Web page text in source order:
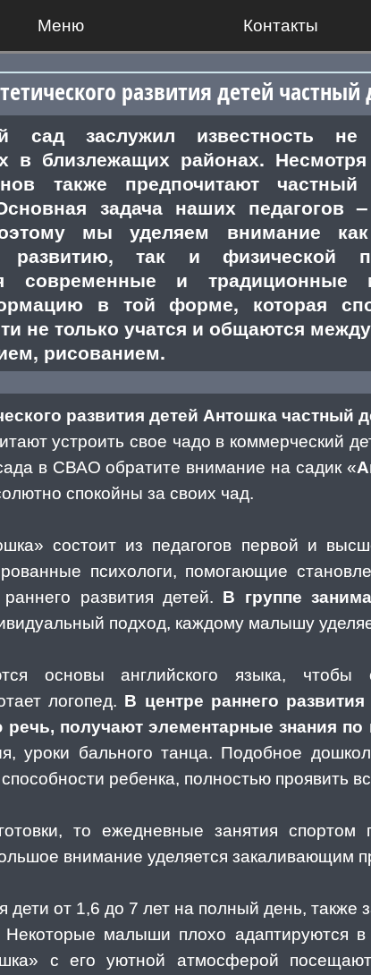
Меню Контакты
развития детей
сад заслужил известность
в близлежащих районах.
также предпочитают
задача наших педагогов
мы уделяем внимание как
развитию, так и физической
современные и традиционные
в той форме, которая
не только учатся и общаются
рисованием.
развития детей Антошка частный
устроить свое чадо в коммерческий
в СВАО обратите внимание на садик «
спокойны за своих чад.
состоит из педагогов первой и
психологи, помогающие
развития детей. В группе
подход, каждому малышу
основы английского языка, чтобы
логопед. В центре раннего
получают элементарные знания по
уроки бального танца. Подобное
ребенка, полностью проявить
то ежедневные занятия
внимание уделяется закаливающим
от 1,6 до 7 лет на полный день, также
Некоторые малыши плохо адаптируются
с его уютной атмосферой